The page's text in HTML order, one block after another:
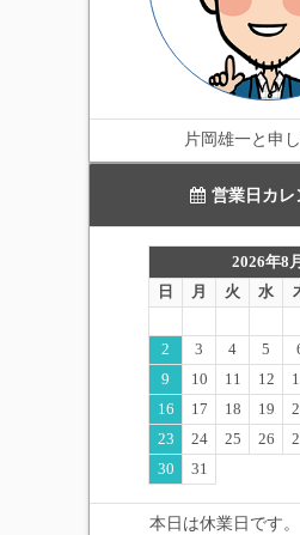
片岡雄一と申し
営業日カレ
2026年8月
日
月 火 水
2
3 4 5
9
10 11 12
16
17 18 19
23
24 25 26
30
31
本日は休業日です。